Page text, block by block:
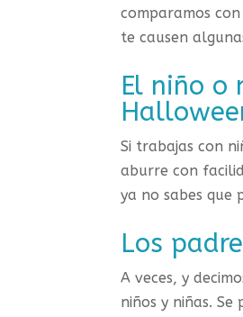
comparamos
te causen
El niño o
Si trabajas con
aburre con
ya no sabes que
Los
A veces, y
niños y niñas.